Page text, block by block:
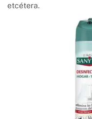
etcétera.